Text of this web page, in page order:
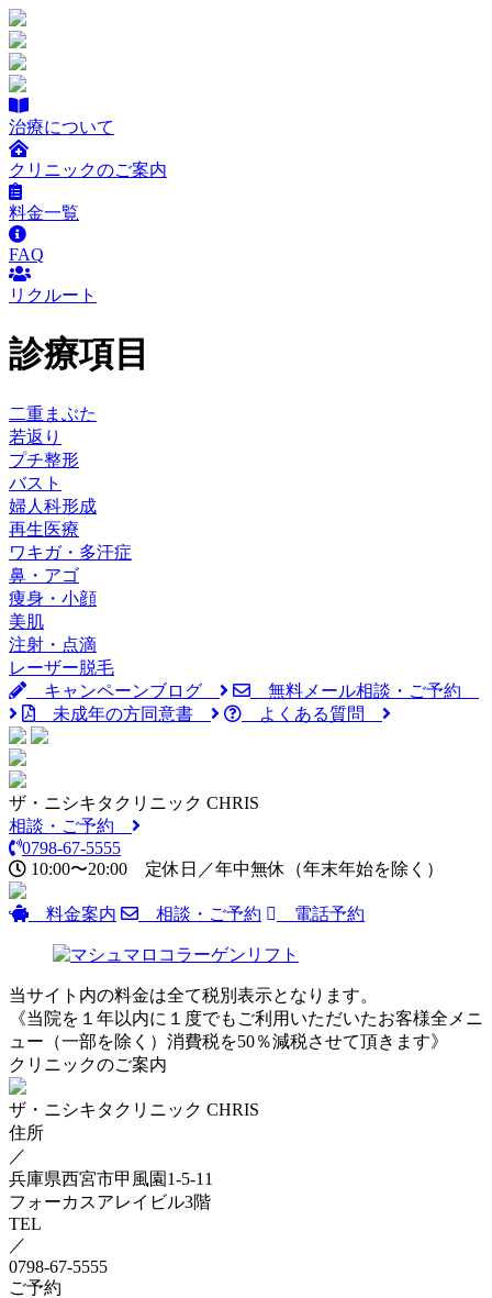
治療について
クリニックのご案内
料金一覧
FAQ
リクルート
診療項目
二重まぶた
若返り
プチ整形
バスト
婦人科形成
再生医療
ワキガ・多汗症
鼻・アゴ
痩身・小顔
美肌
注射・点滴
レーザー脱毛
キャンペーンブログ
無料メール相談・ご予約
未成年の方同意書
よくある質問
ザ・ニシキタクリニック CHRIS
相談・ご予約
0798-67-5555
10:00〜20:00 定休日／年中無休 （年末年始を除く）
料金案内 相談・ご予約 電話予約
当サイト内の料金は全て税別表示となります。
《当院を１年以内に１度でもご利用いただいたお客様全メニ
ュー（一部を除く）消費税を50％減税させて頂きます》
クリニックのご案内
ザ・ニシキタクリニック CHRIS
住所
／
兵庫県西宮市甲風園1-5-11
フォーカスアレイビル3階
TEL
／
0798-67-5555
ご予約